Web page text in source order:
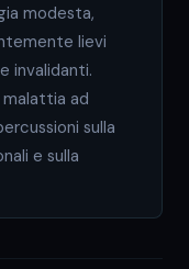
modesta,
lievi
invalidanti.
ad
sulla
e sulla